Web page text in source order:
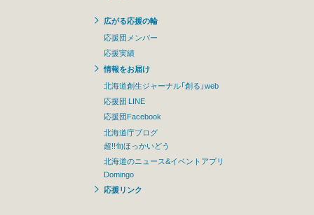
広がる応援の輪
応援団メンバー
応援実績
情報をお届け
北海道創生ジャーナル「創る」web
応援団 LINE
応援団Facebook
北海道庁ブログ
超!!旬ほっかいどう
北海道のニュース&イベントアプリ
Domingo
応援リンク